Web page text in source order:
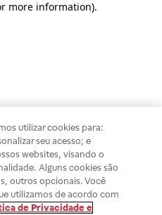
more information).
utilizar cookies para:
seu acesso; e
websites, visando o
Alguns cookies são
outros opcionais. Você
utilizamos de acordo com
de Privacidade e